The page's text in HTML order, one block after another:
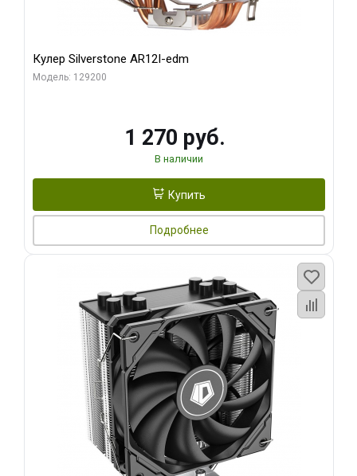
Кулер Silverstone AR12I-edm
Модель: 129200
1 270 руб.
В наличии
Купить
Подробнее